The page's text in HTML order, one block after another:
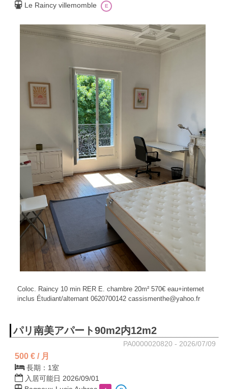
Le Raincy villemomble
E
Coloc. Raincy 10 min RER E. chambre 20m² 570€ eau+internet
inclus Étudiant/alternant 0620700142 cassismenthe@yahoo.fr
パリ南美アパート90m2内12m2
PA0000020820 - 2026/07/09
500 € / 月
長期：1室
入居可能日 2026/09/01